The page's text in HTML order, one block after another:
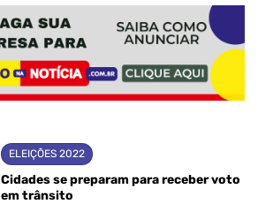
ELEIÇÕES 2022
Cidades se preparam para receber voto
em trânsito